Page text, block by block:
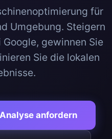
für
Umgebung. Steigern
gewinnen Sie
Sie die lokalen
anfordern